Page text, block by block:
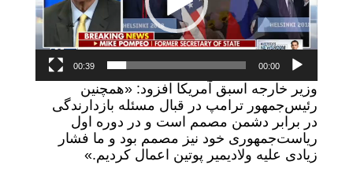
00:00
00:39
وزیر خارجه اسبق آمریکا افزود: «همچنین
رئیس‌جمهور ترامپ در قبال مسئله بازدارندگی
در برابر دشمن مصمم است و در دوره اول
ریاست‌جمهوری خود نیز مصمم بود و ما فشار
زیادی علیه ولادیمیر پوتین اعمال کردیم.»